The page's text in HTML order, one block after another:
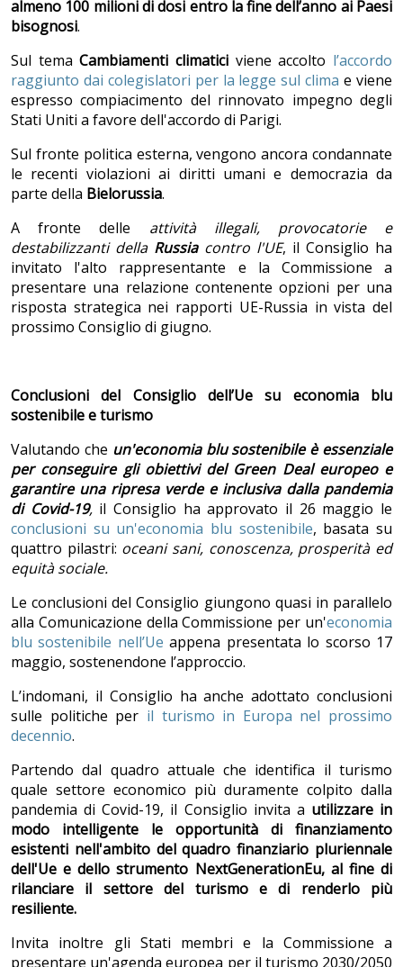
almeno 100 milioni di dosi entro la fine dell’anno ai Paesi
bisognosi.
Sul temaCambiamenti climatici viene accolto l’accordo
raggiunto dai colegislatori per la legge sul clima e viene
espresso compiacimento del rinnovato impegno degli
Stati Uniti a favore dell'accordo di Parigi.
Sul fronte politica esterna, vengono ancora condannate
le recenti violazioni ai diritti umani e democrazia da
parte della Bielorussia.
A fronte delle attività illegali, provocatorie e
destabilizzanti della Russiacontro l'UE, il Consiglio ha
invitato l'alto rappresentante e la Commissione a
presentare una relazione contenente opzioni per una
risposta strategica nei rapporti UE-Russia in vista del
prossimo Consiglio di giugno.
Conclusioni del Consiglio dell’Ue su economia blu
sostenibile e turismo
Valutando che un'economia blu sostenibile è essenziale
per conseguire gli obiettivi del Green Deal europeo e
garantire una ripresa verde e inclusiva dalla pandemia
di Covid-19,il Consiglio ha approvato il 26 maggio le
conclusioni su un'economia blu sostenibile, basata su
quattro pilastri: oceani sani, conoscenza, prosperità ed
equitàsociale.
Le conclusioni del Consiglio giungono quasi in parallelo
alla Comunicazione della Commissione per un'economia
blu sostenibile nell’Ue appena presentata lo scorso 17
maggio, sostenendone l’approccio.
L’indomani, il Consiglio ha anche adottato conclusioni
sulle politiche per il turismo in Europa nel prossimo
decennio.
Partendo dal quadro attuale che identifica il turismo
quale settore economico più duramente colpito dalla
pandemia di Covid-19, il Consiglio invita a utilizzare in
modo intelligente le opportunità di finanziamento
esistenti nell'ambito del quadro finanziario pluriennale
dell'Ue e dello strumento NextGenerationEu, al fine di
rilanciare il settore del turismo e di renderlo più
resiliente.
Invita inoltre gli Stati membri e la Commissione a
presentare un'agenda europea per il turismo 2030/2050